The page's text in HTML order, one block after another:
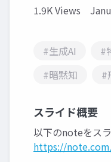
1.9K Views
#生成AI
#
#暗黙知
#
スライド概要
以下のnoteをス
https://